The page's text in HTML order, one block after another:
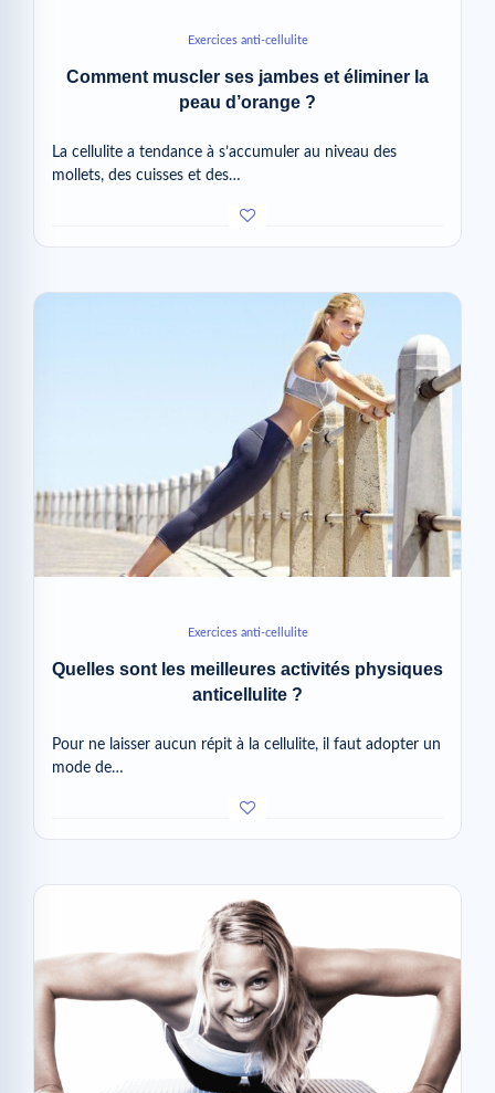
Exercices anti-cellulite
Comment muscler ses jambes et éliminer la
peau d’orange ?
La cellulite a tendance à s’accumuler au niveau des
mollets, des cuisses et des…
Exercices anti-cellulite
Quelles sont les meilleures activités physiques
anticellulite ?
Pour ne laisser aucun répit à la cellulite, il faut adopter un
mode de…